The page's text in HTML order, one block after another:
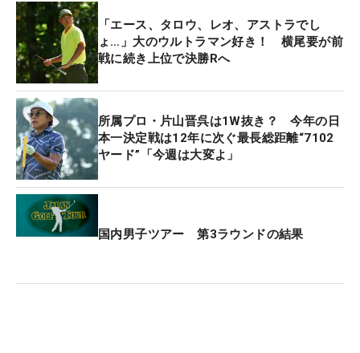
「エース、タロウ、レオ、アストラでし
ょ…」大のウルトラマン好き！ 横尾要が前
戦に続き上位で決勝Rへ
所属プロ・片山晋呉は1W抜き？ 今年の日
本一決定戦は12年に次ぐ最長総距離“7102
ヤード”「今週は大変よ」
国内男子ツアー 第3ラウンドの結果